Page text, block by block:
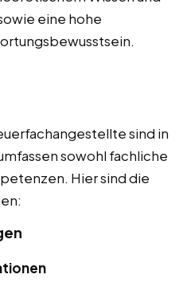
eine hohe
sind in
sowohl fachliche
Hier sind die